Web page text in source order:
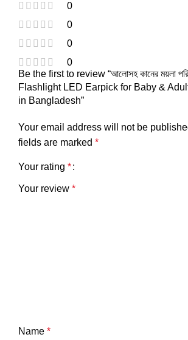
0
0
0
0
Be the first to review “আলোসহ কানের ময়লা
Flashlight LED Earpick for Baby &
in Bangladesh”
Your email address will not be
fields are marked *
Your rating *
Your review *
Name *